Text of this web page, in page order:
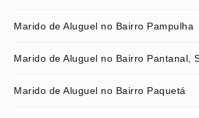
Marido de Aluguel no Bairro Pampulha
Marido de Aluguel no Bairro Pantanal,
Marido de Aluguel no Bairro Paquetá